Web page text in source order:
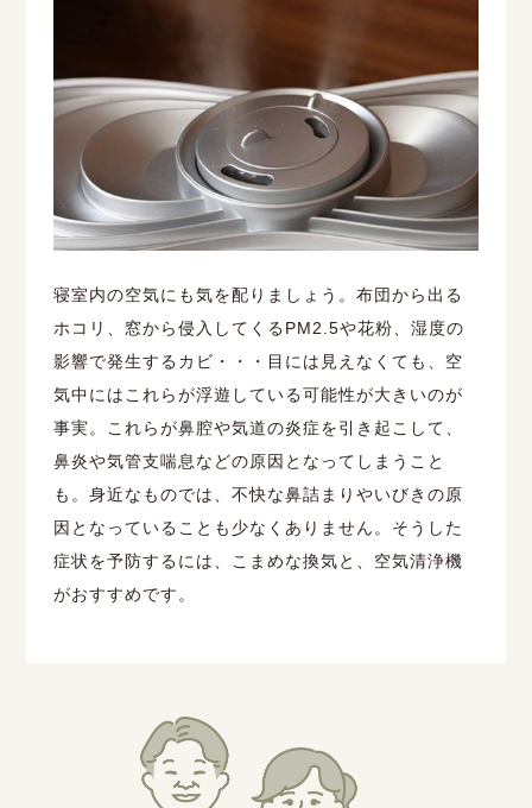
寝室内の空気にも気を配りましょう。布団から出る
ホコリ、窓から侵入してくるPM2.5や花粉、湿度の
影響で発生するカビ・・・目には見えなくても、空
気中にはこれらが浮遊している可能性が大きいのが
事実。これらが鼻腔や気道の炎症を引き起こして、
鼻炎や気管支喘息などの原因となってしまうこと
も。身近なものでは、不快な鼻詰まりやいびきの原
因となっていることも少なくありません。そうした
症状を予防するには、こまめな換気と、空気清浄機
がおすすめです。